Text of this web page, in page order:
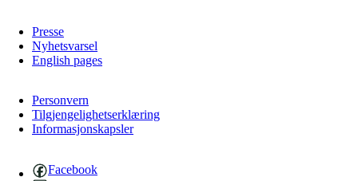
Presse
Nyhetsvarsel
English pages
Personvern
Tilgjengelighetserklæring
Informasjonskapsler
Facebook